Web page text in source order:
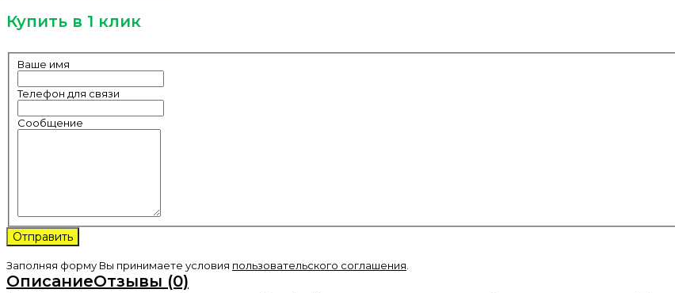
Купить в 1 клик
Ваше имя
Телефон для связи
Сообщение
Заполняя форму Вы принимаете условия пользовательского соглашения
ОписаниеОтзывы (0)